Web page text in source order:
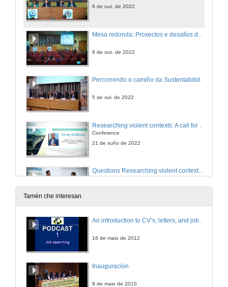
6 de out. de 2022
6 de out. de 2022
Percorrendo o camiño da Sustentabilidade. Presentación do Centro de Investigación Interuniversitario ECOBAS
5 de xul. de 2022
Conference
21 de xuño de 2022
Questions Researching violent contexts: A call for political reflexivity
21 de xuño de 2022
Conference
Tamén che interesan
An introduction to CV’s, letters, and job searching
16 de maio de 2012
Inauguración
8 de maio de 2010